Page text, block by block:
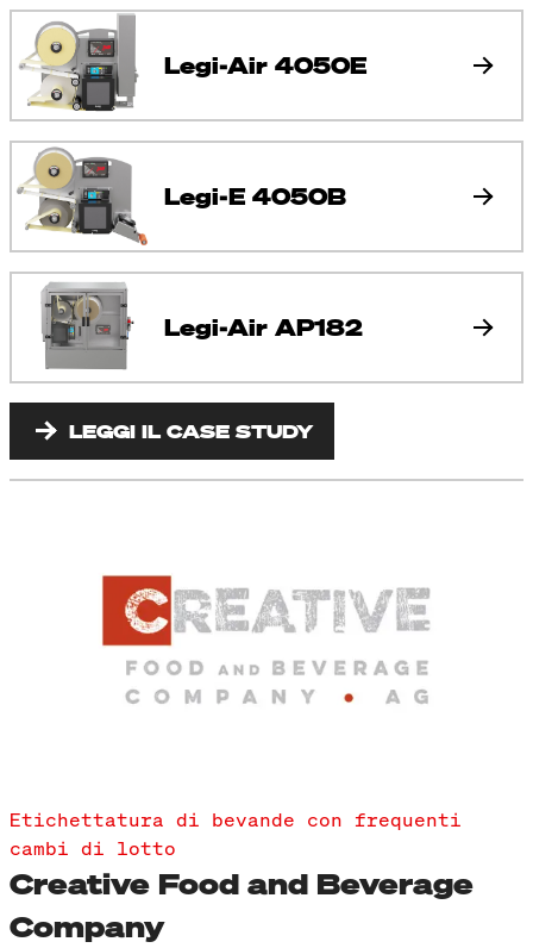
Legi-Air 4050E
Legi-E 4050B
Legi-Air AP182
LEGGI IL CASE STUDY
Etichettatura di bevande con frequenti
cambi di lotto
Creative Food and Beverage
Company